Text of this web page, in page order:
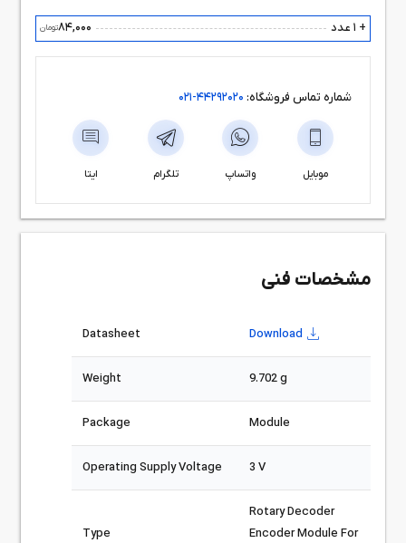
+ 1 عدد 84,000تومان
شماره تماس فروشگاه: 44292020-021
موبایل واتساپ تلگرام ایتا
مشخصات فنی
Datasheet Download
Weight 9.702 g
Package Module
Operating Supply Voltage 3 V
Type
Rotary Decoder
Encoder Module For